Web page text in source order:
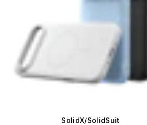
SolidX/SolidSuit